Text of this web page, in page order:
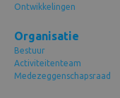
Ontwikkelingen
Organisatie
Bestuur
Activiteitenteam
Medezeggenschapsraad